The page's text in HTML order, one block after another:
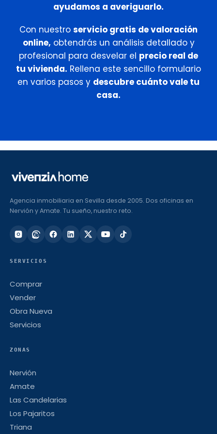
ayudamos a averiguarlo.
Con nuestro servicio gratis de valoración
online, obtendrás un análisis detallado y
profesional para desvelar el precio real de
tu vivienda. Rellena este sencillo formulario
en varios pasos y descubre cuánto vale tu
casa.
Agencia inmobiliaria en Sevilla desde 2005. Dos oficinas en
Nervión y Amate. Tu sueño, nuestro reto.
SERVICIOS
Comprar
Vender
Obra Nueva
Servicios
ZONAS
Nervión
Amate
Las Candelarias
Los Pajaritos
Triana